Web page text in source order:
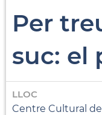
Per
suc: el
LLOC
Centre Cultural